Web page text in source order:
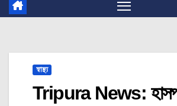
স্বাস্থ্য
Tripura News: